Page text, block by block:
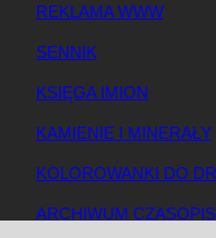
REKLAMA WWW
SENNIK
KSIĘGA IMION
KAMIENIE I MINERAŁY
KOLOROWANKI DO
ARCHIWUM